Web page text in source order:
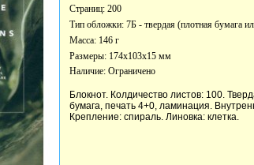
Страниц: 200
Тип обложки: 7Б - твердая (плотная бумага
Масса: 146 г
Размеры: 174x103x15 мм
Наличие: Ограничено
Блокнот. Колдичество листов: 100.
бумага, печать 4+0, ламинация.
Крепление: спираль. Линовка: клетка.